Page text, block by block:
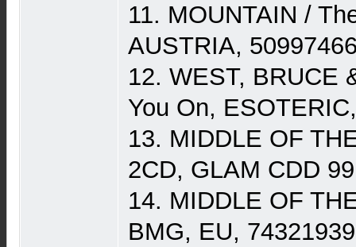
11. MOUNTAIN /
AUSTRIA,
12. WEST, BRUCE
You On,
13. MIDDLE OF
2CD, GLAM CDD
14. MIDDLE OF
BMG, EU,